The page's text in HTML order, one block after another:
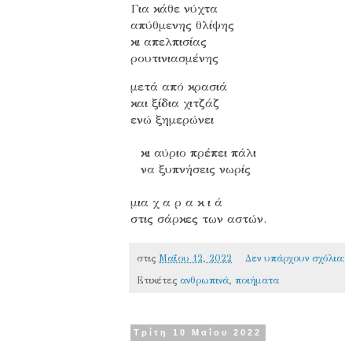
Για κάθε νύχτα
απύθμενης θλίψης
κι απελπισίας
ρουτινιασμένης
μετά από κρασιά
και ξίδια χιτζάζ
ενώ ξημερώνει
κι αύριο πρέπει πάλι
να ξυπνήσεις νωρίς
μια χ α ρ α κ ι ά
στις σάρκες των αστών.
στις Μαΐου 12, 2022
Δεν υπάρχουν σχόλια:
Ετικέτες ανθρωπινά ποιήματα
Τρίτη 10 Μαΐου 2022